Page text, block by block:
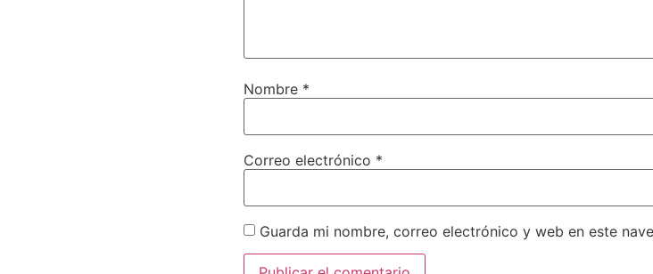
Nombre *
Correo electrónico *
Guarda mi nombre, correo electrónico y web en este